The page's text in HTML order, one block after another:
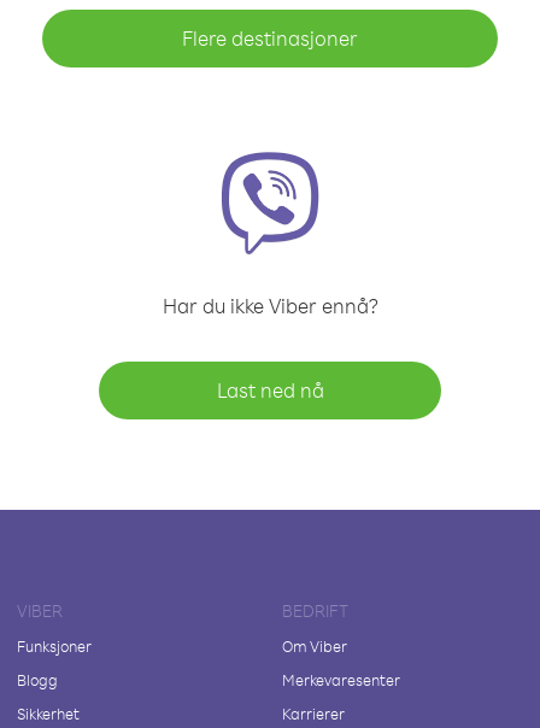
Flere destinasjoner
Har du ikke Viber ennå?
Last ned nå
VIBER
Funksjoner
Blogg
Sikkerhet
BEDRIFT
Om Viber
Merkevaresenter
Karrierer